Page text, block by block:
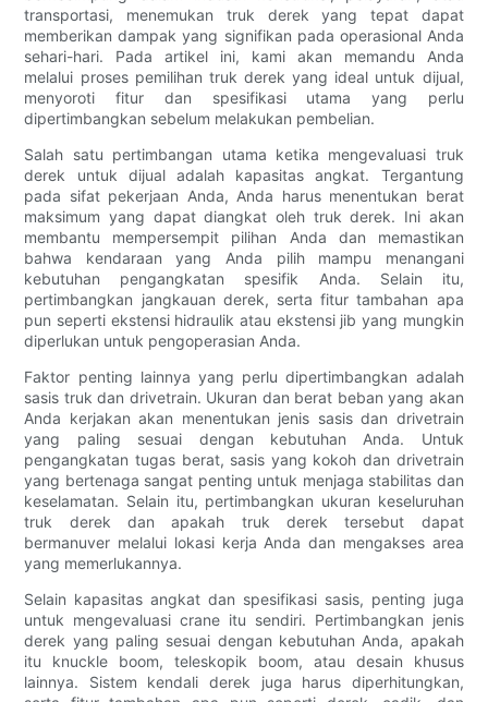
transportasi, menemukan truk derek yang tepat dapat
memberikan dampak yang signifikan pada operasional Anda
sehari-hari. Pada artikel ini, kami akan memandu Anda
melalui proses pemilihan truk derek yang ideal untuk dijual,
menyoroti fitur dan spesifikasi utama yang perlu
dipertimbangkan sebelum melakukan pembelian.
Salah satu pertimbangan utama ketika mengevaluasi truk
derek untuk dijual adalah kapasitas angkat. Tergantung
pada sifat pekerjaan Anda, Anda harus menentukan berat
maksimum yang dapat diangkat oleh truk derek. Ini akan
membantu mempersempit pilihan Anda dan memastikan
bahwa kendaraan yang Anda pilih mampu menangani
kebutuhan pengangkatan spesifik Anda. Selain itu,
pertimbangkan jangkauan derek, serta fitur tambahan apa
pun seperti ekstensi hidraulik atau ekstensi jib yang mungkin
diperlukan untuk pengoperasian Anda.
Faktor penting lainnya yang perlu dipertimbangkan adalah
sasis truk dan drivetrain. Ukuran dan berat beban yang akan
Anda kerjakan akan menentukan jenis sasis dan drivetrain
yang paling sesuai dengan kebutuhan Anda. Untuk
pengangkatan tugas berat, sasis yang kokoh dan drivetrain
yang bertenaga sangat penting untuk menjaga stabilitas dan
keselamatan. Selain itu, pertimbangkan ukuran keseluruhan
truk derek dan apakah truk derek tersebut dapat
bermanuver melalui lokasi kerja Anda dan mengakses area
yang memerlukannya.
Selain kapasitas angkat dan spesifikasi sasis, penting juga
untuk mengevaluasi crane itu sendiri. Pertimbangkan jenis
derek yang paling sesuai dengan kebutuhan Anda, apakah
itu knuckle boom, teleskopik boom, atau desain khusus
lainnya. Sistem kendali derek juga harus diperhitungkan,